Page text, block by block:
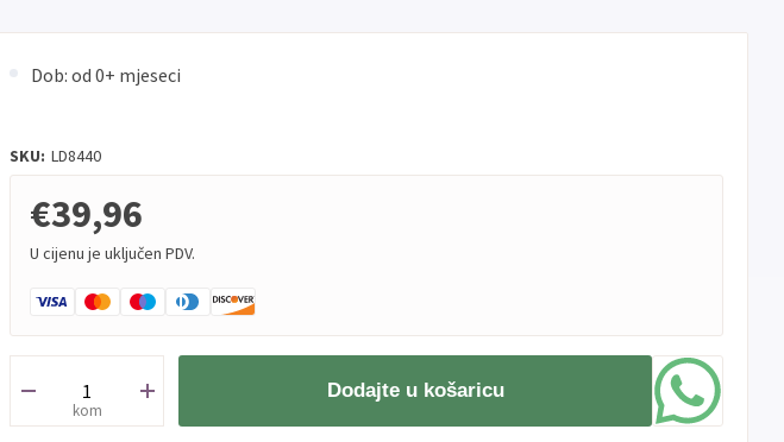
Dob: od 0+ mjeseci
SKU: LD8440
€39,96
U cijenu je uključen PDV.
kom
Dodajte u košaricu